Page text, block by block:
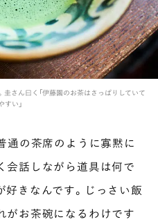
圭さん曰く「伊藤園のお茶はさっぱりしていて
すい」
通の茶席のように寡黙に
会話しながら道具は何で
好きなんです。じっさい飯
がお茶碗になるわけです